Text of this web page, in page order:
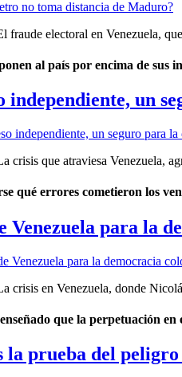
fraude electoral en Venezuela,
al país por encima de sus
independiente, un
crisis que atraviesa Venezuela,
qué errores cometieron los
Venezuela para la
crisis en Venezuela, donde
que la perpetuación
la prueba del